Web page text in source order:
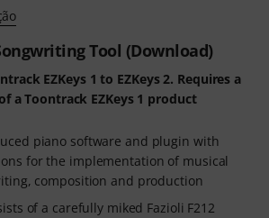
Tool (Download)
EZKeys 1 to EZKeys 2. Requires a
a Toontrack EZKeys 1 product
piano software and plugin with
for the implementation of musical
composition and production
of a carefully miked Fazioli F212